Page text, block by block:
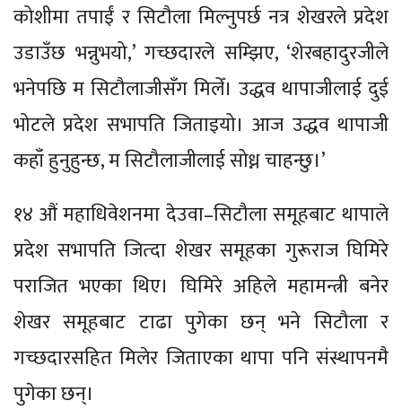
कोशीमा तपाईं र सिटौला मिल्नुपर्छ नत्र शेखरले प्रदेश
उडाउँछ भन्नुभयो,’ गच्छदारले सम्झिए, ‘शेरबहादुरजीले
भनेपछि म सिटौलाजीसँग मिलेँ। उद्धव थापाजीलाई दुई
भोटले प्रदेश सभापति जिताइयो। आज उद्धव थापाजी
कहाँ हुनुहुन्छ, म सिटौलाजीलाई सोध्न चाहन्छु।’
१४ औं महाधिवेशनमा देउवा–सिटौला समूहबाट थापाले
प्रदेश सभापति जित्दा शेखर समूहका गुरूराज घिमिरे
पराजित भएका थिए। घिमिरे अहिले महामन्त्री बनेर
शेखर समूहबाट टाढा पुगेका छन् भने सिटौला र
गच्छदारसहित मिलेर जिताएका थापा पनि संस्थापनमै
पुगेका छन्।